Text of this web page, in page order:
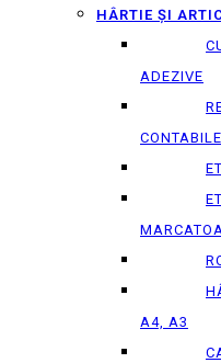
HÂRTIE ȘI
ADEZIVE
CONTABILE
A4, A3